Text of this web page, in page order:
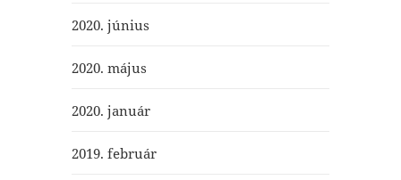
2020. június
2020. május
2020. január
2019. február